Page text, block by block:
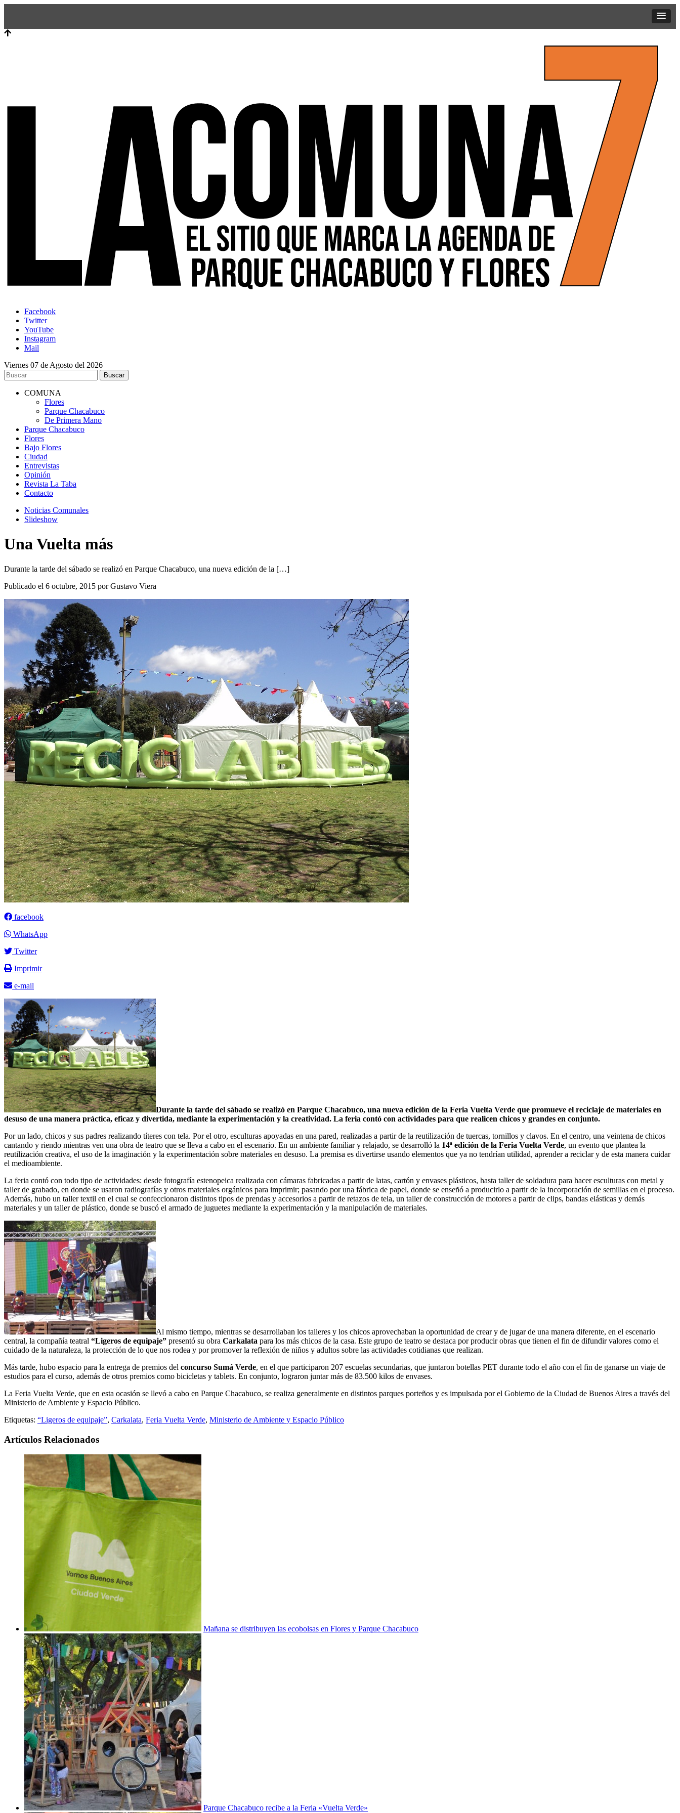
Facebook
Twitter
YouTube
Instagram
Mail
Viernes 07 de Agosto del 2026
COMUNA
Flores
Parque Chacabuco
De Primera Mano
Parque Chacabuco
Flores
Bajo Flores
Ciudad
Entrevistas
Opinión
Revista La Taba
Contacto
Noticias Comunales
Slideshow
Una Vuelta más
Durante la tarde del sábado se realizó en Parque Chacabuco, una nueva edición de la […]
Publicado el 6 octubre, 2015 por Gustavo Viera
facebook
WhatsApp
Twitter
Imprimir
e-mail
Durante la tarde del sábado se realizó en Parque Chacabuco, una nueva edición de la Feria Vuelta Verde que promueve el reciclaje de materiales en
desuso de una manera práctica, eficaz y divertida, mediante la experimentación y la creatividad. La feria contó con actividades para que realicen chicos y grandes en conjunto.
Por un lado, chicos y sus padres realizando títeres con tela. Por el otro, esculturas apoyadas en una pared, realizadas a partir de la reutilización de tuercas, tornillos y clavos. En el centro, una veintena de chicos
cantando y riendo mientras ven una obra de teatro que se lleva a cabo en el escenario. En un ambiente familiar y relajado, se desarrolló la 14ª edición de la Feria Vuelta Verde, un evento que plantea la
reutilización creativa, el uso de la imaginación y la experimentación sobre materiales en desuso. La premisa es divertirse usando elementos que ya no tendrían utilidad, aprender a reciclar y de esta manera cuidar
el medioambiente.
La feria contó con todo tipo de actividades: desde fotografía estenopeica realizada con cámaras fabricadas a partir de latas, cartón y envases plásticos, hasta taller de soldadura para hacer esculturas con metal y
taller de grabado, en donde se usaron radiografías y otros materiales orgánicos para imprimir; pasando por una fábrica de papel, donde se enseñó a producirlo a partir de la incorporación de semillas en el proceso.
Además, hubo un taller textil en el cual se confeccionaron distintos tipos de prendas y accesorios a partir de retazos de tela, un taller de construcción de motores a partir de clips, bandas elásticas y demás
materiales y un taller de plástico, donde se buscó el armado de juguetes mediante la experimentación y la manipulación de materiales.
Al mismo tiempo, mientras se desarrollaban los talleres y los chicos aprovechaban la oportunidad de crear y de jugar de una manera diferente, en el escenario
central, la compañía teatral “Ligeros de equipaje” presentó su obra Carkalata para los más chicos de la casa. Este grupo de teatro se destaca por producir obras que tienen el fin de difundir valores como el
cuidado de la naturaleza, la protección de lo que nos rodea y por promover la reflexión de niños y adultos sobre las actividades cotidianas que realizan.
Más tarde, hubo espacio para la entrega de premios del concurso Sumá Verde, en el que participaron 207 escuelas secundarias, que juntaron botellas PET durante todo el año con el fin de ganarse un viaje de
estudios para el curso, además de otros premios como bicicletas y tablets. En conjunto, lograron juntar más de 83.500 kilos de envases.
La Feria Vuelta Verde, que en esta ocasión se llevó a cabo en Parque Chacabuco, se realiza generalmente en distintos parques porteños y es impulsada por el Gobierno de la Ciudad de Buenos Aires a través del
Ministerio de Ambiente y Espacio Público.
Etiquetas: “Ligeros de equipaje”, Carkalata, Feria Vuelta Verde, Ministerio de Ambiente y Espacio Público
Artículos Relacionados
Mañana se distribuyen las ecobolsas en Flores y Parque Chacabuco
Parque Chacabuco recibe a la Feria «Vuelta Verde»